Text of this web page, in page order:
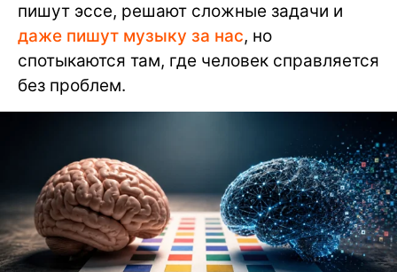
пишут эссе, решают сложные задачи и
даже пишут музыку за нас, но
спотыкаются там, где человек справляется
без проблем.